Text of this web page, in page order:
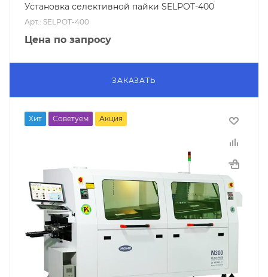
Установка селективной пайки SELPOT-400
Арт.: SELPOT-400
Цена по запросу
ЗАКАЗАТЬ
Хит Советуем Акция